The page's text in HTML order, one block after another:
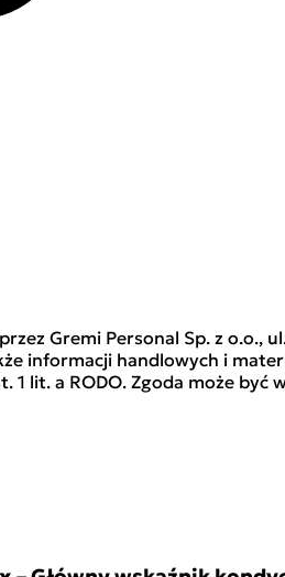
Gremi Personal Sp. z o.o.,
informacji handlowych i
1 lit. a RODO. Zgoda może być